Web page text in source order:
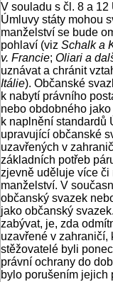
V souladu s čl. 8 a
Úmluvy státy mohou
manželství se bude
pohlaví (viz Schalk a
v. Francie; Oliari a
uznávat a chránit
Itálie). Občanské
k nabytí právního
nebo obdobného
k naplnění standardů
upravující občanské
uzavřených v
základních potřeb
zjevně uděluje více či
manželství. V
občanský svazek
jako občanský
zabývat, je, zda
uzavřené v zahraničí,
stěžovatelé byli
právní ochrany do
bylo porušením jejich